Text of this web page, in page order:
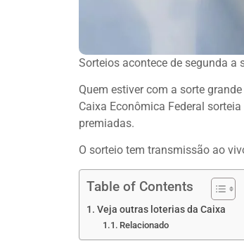
Sorteios acontece de segunda a
Quem estiver com a sorte
Caixa Econômica Federal
premiadas.
O sorteio tem transmissão ao
Table of Contents
Veja outras loterias da Caixa
Relacionado